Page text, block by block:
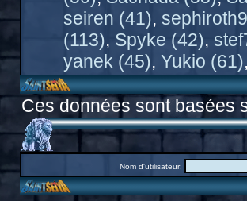
seiren (41),
(113), Spyke (42),
yanek (45), Yukio (61),
Ces données sont basées
Nom d'utilisateur: